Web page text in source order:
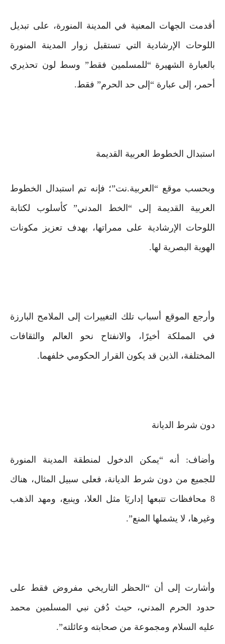
أقدمت الجهات المعنية في المدينة المنورة، على تبديل
اللوحات الإرشادية التي تستقبل زوار المدينة المنورة
بالعبارة الشهيرة “للمسلمين فقط” وسط لون تحذيري
أحمر، إلى عبارة “إلى حد الحرم” فقط.
استبدال الخطوط العربية القديمة
وبحسب موقع “العربية.نت”؛ فإنه تم استبدال الخطوط
العربية القديمة إلى “الخط المدني” كأسلوب لكتابة
اللوحات الإرشادية على ممراتها، بهدف تعزيز مكونات
الهوية البصرية لها.
وأرجع الموقع أسباب تلك التغييرات إلى الملامح البارزة
في المملكة أخيرًا، والانفتاح نحو العالم والثقافات
المختلفة، الذين قد يكون القرار الحكومي خلفهما.
دون شرط الديانة
وأضاف: أنه “يمكن الدخول لمنطقة المدينة المنورة
للجميع من دون شرط الديانة، فعلى سبيل المثال، هناك
8 محافظات تتبعها إداريَا مثل العلا، وينبع، ومهد الذهب
وغيرها، لا يشملها المنع”.
وأشارت إلى أن “الحظر التاريخي مفروض فقط على
حدود الحرم المدني، حيث دُفن نبي المسلمين محمد
عليه السلام ومجموعة من صحابته وعائلته”.